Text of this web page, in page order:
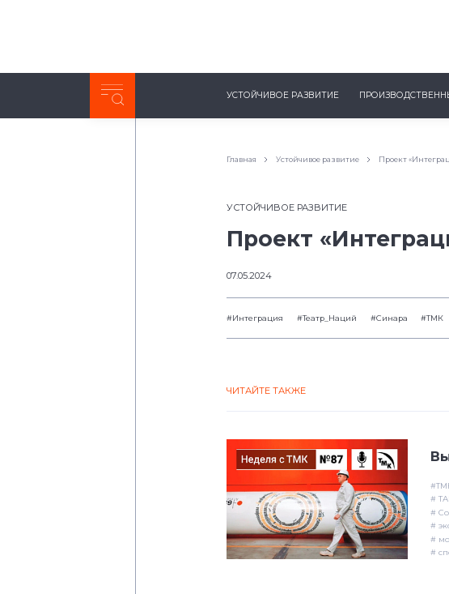
Неделя с ТМК. Выпуск №27 (225)
УСТОЙЧИВОЕ РАЗВИТИЕ
Главная Устойчивое развитие Проект
УСТОЙЧИВОЕ РАЗВИТИЕ
Проект
07.05.2024
#Интеграция #Театр_Наций #Синара #ТМК
ЧИТАЙТЕ ТАКЖЕ
#
#
#
#
#